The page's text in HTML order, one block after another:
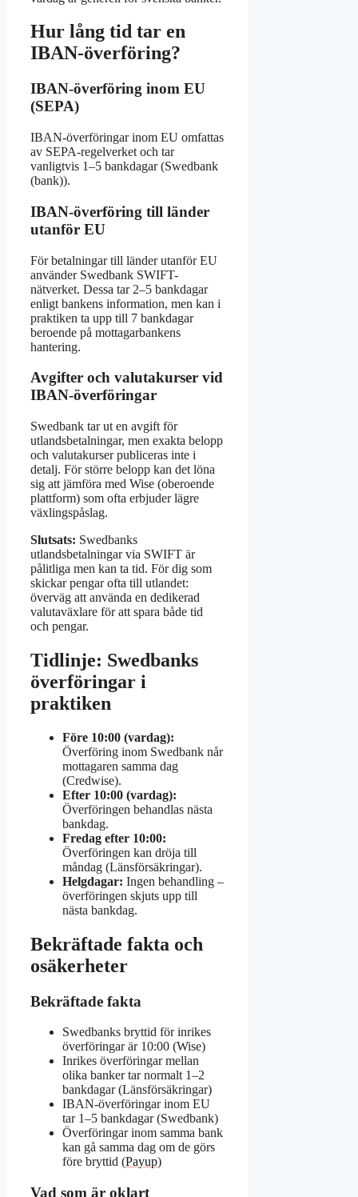
Hur lång tid tar en
IBAN-överföring?
IBAN-överföring inom EU
(SEPA)
IBAN-överföringar inom EU omfattas
av SEPA-regelverket och tar
vanligtvis 1–5 bankdagar (Swedbank
(bank)).
IBAN-överföring till länder
utanför EU
För betalningar till länder utanför EU
använder Swedbank SWIFT-
nätverket. Dessa tar 2–5 bankdagar
enligt bankens information, men kan i
praktiken ta upp till 7 bankdagar
beroende på mottagarbankens
hantering.
Avgifter och valutakurser vid
IBAN-överföringar
Swedbank tar ut en avgift för
utlandsbetalningar, men exakta belopp
och valutakurser publiceras inte i
detalj. För större belopp kan det löna
sig att jämföra med Wise (oberoende
plattform) som ofta erbjuder lägre
växlingspåslag.
Slutsats: Swedbanks
utlandsbetalningar via SWIFT är
pålitliga men kan ta tid. För dig som
skickar pengar ofta till utlandet:
överväg att använda en dedikerad
valutaväxlare för att spara både tid
och pengar.
Tidlinje: Swedbanks
överföringar i
praktiken
Före 10:00 (vardag):
Överföring inom Swedbank når
mottagaren samma dag
(Credwise).
Efter 10:00 (vardag):
Överföringen behandlas nästa
bankdag.
Fredag efter 10:00:
Överföringen kan dröja till
måndag (Länsförsäkringar).
Helgdagar: Ingen behandling –
överföringen skjuts upp till
nästa bankdag.
Bekräftade fakta och
osäkerheter
Bekräftade fakta
Swedbanks bryttid för inrikes
överföringar är 10:00 (Wise)
Inrikes överföringar mellan
olika banker tar normalt 1–2
bankdagar (Länsförsäkringar)
IBAN-överföringar inom EU
tar 1–5 bankdagar (Swedbank)
Överföringar inom samma bank
kan gå samma dag om de görs
före bryttid (Payup)
Vad som är oklart